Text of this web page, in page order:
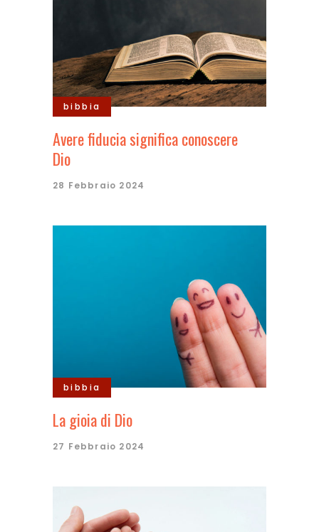
bibbia
Avere fiducia significa conoscere
Dio
28 Febbraio 2024
bibbia
La gioia di Dio
27 Febbraio 2024